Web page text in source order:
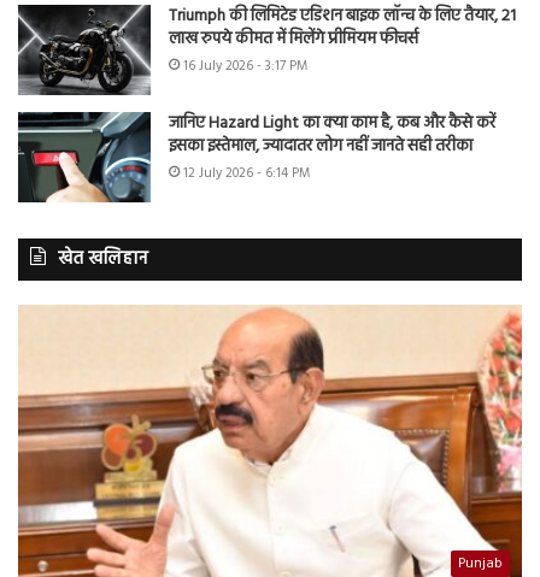
Triumph की लिमिटेड एडिशन बाइक लॉन्च के लिए तैयार, 21
लाख रुपये कीमत में मिलेंगे प्रीमियम फीचर्स
16 July 2026 - 3:17 PM
जानिए Hazard Light का क्या काम है, कब और कैसे करें
इसका इस्तेमाल, ज्यादातर लोग नहीं जानते सही तरीका
12 July 2026 - 6:14 PM
खेत खलिहान
Punjab